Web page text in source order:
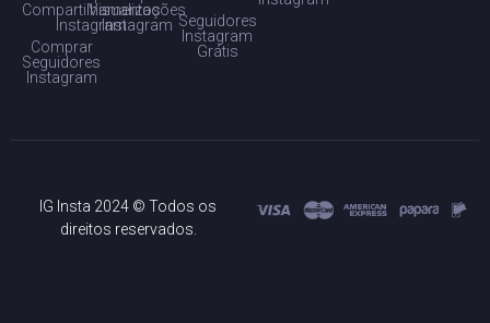
Compartilhamentos
Instagram
Visualizações
Instagram
Comprar
Seguidores
Instagram
Seguidores
Instagram
Grátis
IG Insta 2024 © Todos os
direitos reservados.